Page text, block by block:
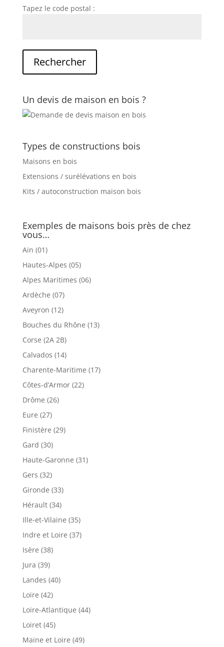
Tapez le code postal :
Un devis de maison en bois ?
Types de constructions bois
Maisons en bois
Extensions / surélévations en bois
Kits / autoconstruction maison bois
Exemples de maisons bois près de chez
vous…
Ain (01)
Hautes-Alpes (05)
Alpes Maritimes (06)
Ardèche (07)
Aveyron (12)
Bouches du Rhône (13)
Corse (2A 2B)
Calvados (14)
Charente-Maritime (17)
Côtes-d’Armor (22)
Drôme (26)
Eure (27)
Finistère (29)
Gard (30)
Haute-Garonne (31)
Gers (32)
Gironde (33)
Hérault (34)
Ille-et-Vilaine (35)
Indre et Loire (37)
Isère (38)
Jura (39)
Landes (40)
Loire (42)
Loire-Atlantique (44)
Loiret (45)
Maine et Loire (49)